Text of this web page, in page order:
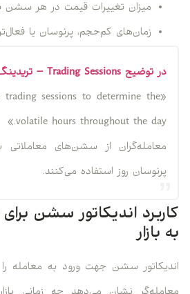
میزان تغییرات قیمت در هر سشن
زمان‌های کم‌حجم، پرنوسان یا فعال‌تر
در توضیح Trading Sessions – تریدینگ ویو
trading sessions to determine the
volatile hours throughout the day.»
معامله‌گران از سشن‌های
پرنوسان روز استفاده می‌کنند.
کاربرد اندیکاتور سشن
به بازار
اندیکاتور سشن جهت ورود به معامله